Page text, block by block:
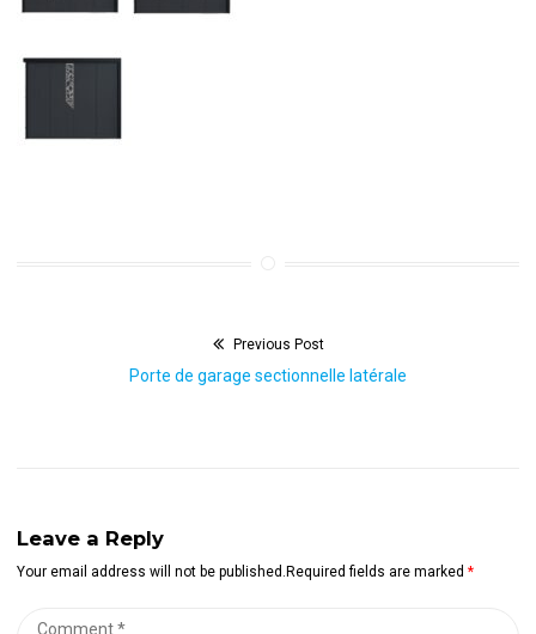
Previous Post
Previous
Porte de garage sectionnelle latérale
Leave a Reply
Your email address will not be published.Required fields are marked *
Comment